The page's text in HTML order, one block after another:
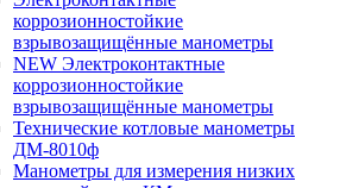
коррозионностойкие
взрывозащищённые манометры
NEW Электроконтактные
коррозионностойкие
взрывозащищённые манометры
Технические котловые манометры
ДМ-8010ф
Манометры для измерения низких